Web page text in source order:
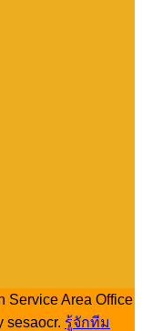
Service Area Office
sesaocr. รู้จักทีม